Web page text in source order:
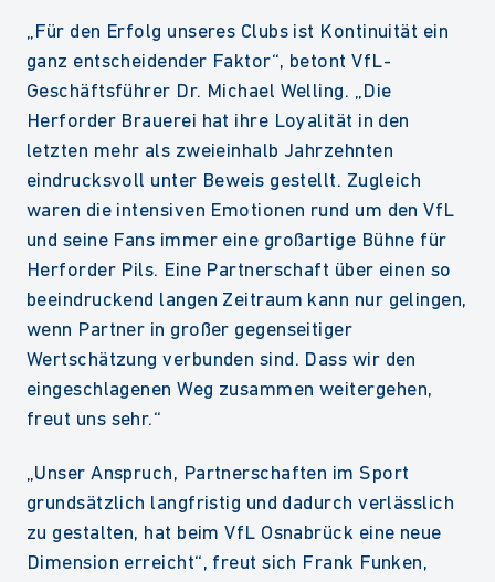
„Für den Erfolg unseres Clubs ist Kontinuität ein
ganz entscheidender Faktor“, betont VfL-
Geschäftsführer Dr. Michael Welling. „Die
Herforder Brauerei hat ihre Loyalität in den
letzten mehr als zweieinhalb Jahrzehnten
eindrucksvoll unter Beweis gestellt. Zugleich
waren die intensiven Emotionen rund um den VfL
und seine Fans immer eine großartige Bühne für
Herforder Pils. Eine Partnerschaft über einen so
beeindruckend langen Zeitraum kann nur gelingen,
wenn Partner in großer gegenseitiger
Wertschätzung verbunden sind. Dass wir den
eingeschlagenen Weg zusammen weitergehen,
freut uns sehr.“
„Unser Anspruch, Partnerschaften im Sport
grundsätzlich langfristig und dadurch verlässlich
zu gestalten, hat beim VfL Osnabrück eine neue
Dimension erreicht“, freut sich Frank Funken,